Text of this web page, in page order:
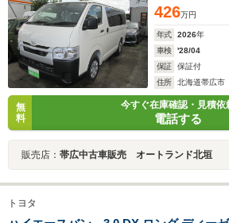
426万円
年式 2026年
車検
'28/04
保証
保証付
住所
北海道帯広市
無
料
今すぐ在庫確認・見積依
電話する
販売店： 帯広中古車販売 オートランド北垣
トヨタ